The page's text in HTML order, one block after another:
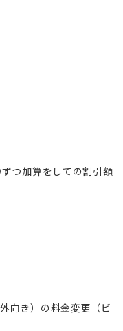
つ加算をしての割引額
向き）の料金変更（ビ